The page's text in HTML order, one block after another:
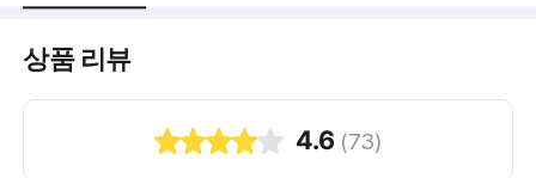
상품 리뷰
4.6 (73)